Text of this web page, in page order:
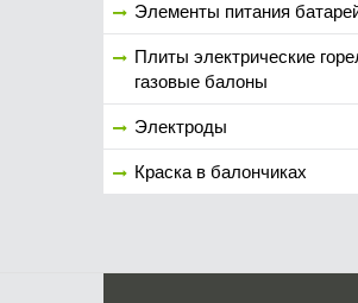
Элементы питания
Плиты электрические
газовые балоны
Электроды
Краска в балончиках